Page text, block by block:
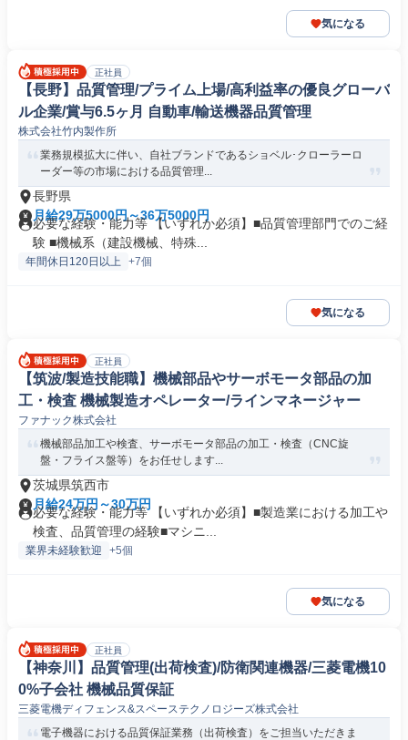
気になる
正社員
【長野】品質管理/プライム上場/高利益率の優良グローバ
ル企業/賞与6.5ヶ月 自動車/輸送機器品質管理
株式会社竹内製作所
業務規模拡大に伴い、自社ブランドであるショベル･クローラーロ
ーダー等の市場における品質管理...
長野県
月給29万5000円～36万5000円
必要な経験・能力等 【いずれか必須】■品質管理部門でのご経
験 ■機械系（建設機械、特殊...
年間休日120日以上 +7個
気になる
正社員
【筑波/製造技能職】機械部品やサーボモータ部品の加
工・検査 機械製造オペレーター/ラインマネージャー
ファナック株式会社
機械部品加工や検査、サーボモータ部品の加工・検査（CNC旋
盤・フライス盤等）をお任せします...
茨城県筑西市
月給24万円～30万円
必要な経験・能力等 【いずれか必須】■製造業における加工や
検査、品質管理の経験■マシニ...
業界未経験歓迎 +5個
気になる
正社員
【神奈川】品質管理(出荷検査)/防衛関連機器/三菱電機10
0%子会社 機械品質保証
三菱電機ディフェンス&スペーステクノロジーズ株式会社
電子機器における品質保証業務（出荷検査）をご担当いただきま